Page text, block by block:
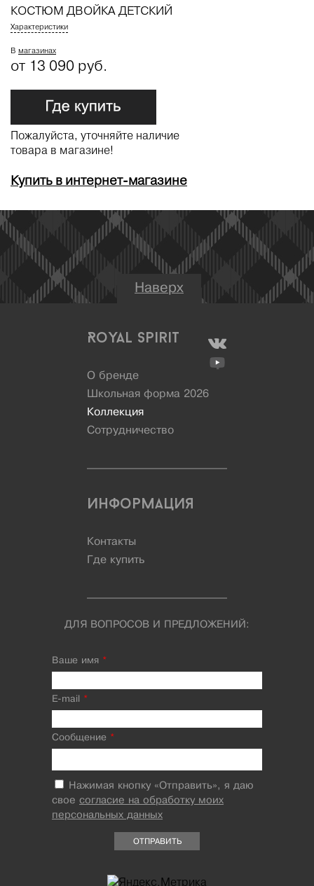
КОСТЮМ ДВОЙКА ДЕТСКИЙ
Характеристики
В магазинах
от 13 090 руб.
Пожалуйста, уточняйте наличие
товара в магазине!
Купить в интернет-магазине
Наверх
Royal Spirit
О бренде
Школьная форма 2026
Коллекция
Сотрудничество
Информация
Контакты
Где купить
ДЛЯ ВОПРОСОВ И ПРЕДЛОЖЕНИЙ:
Ваше имя *
E-mail *
Сообщение *
Нажимая кнопку «Отправить», я даю
свое согласие на обработку моих
персональных данных
ОТПРАВИТЬ